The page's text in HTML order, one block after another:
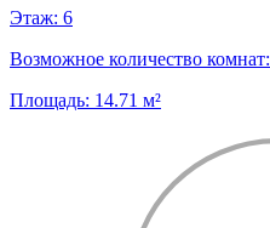
Этаж: 6
Возможное количество комнат:
Площадь: 14.71 м²